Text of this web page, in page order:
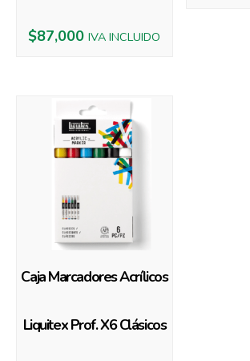
$87,000 IVA INCLUIDO
Caja Marcadores Acrílicos
Liquitex Prof. X6 Clásicos